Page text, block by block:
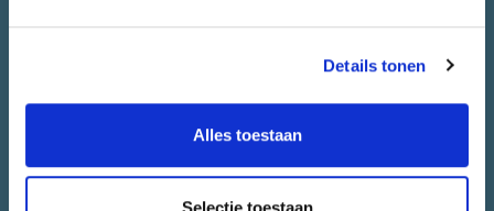
Details tonen
Alles toestaan
Selectie toestaan
Meedoen
Stadsjury